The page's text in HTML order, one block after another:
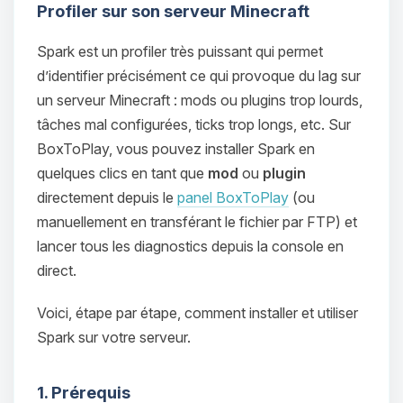
Profiler sur son serveur Minecraft
Spark est un profiler très puissant qui permet
d’identifier précisément ce qui provoque du lag sur
un serveur Minecraft : mods ou plugins trop lourds,
tâches mal configurées, ticks trop longs, etc. Sur
BoxToPlay, vous pouvez installer Spark en
quelques clics en tant que mod ou plugin
directement depuis le panel BoxToPlay (ou
manuellement en transférant le fichier par FTP) et
lancer tous les diagnostics depuis la console en
direct.
Voici, étape par étape, comment installer et utiliser
Spark sur votre serveur.
1. Prérequis